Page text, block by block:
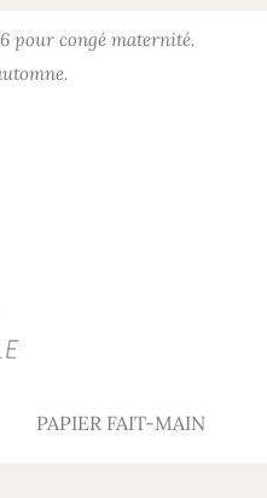
pour congé maternité.
PAPIER FAIT-MAIN